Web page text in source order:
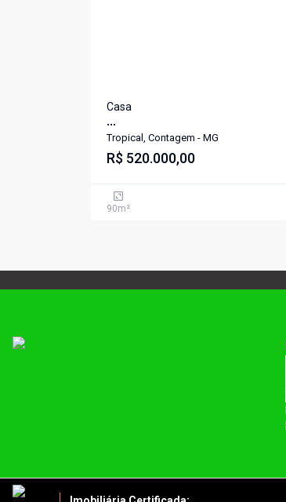
Casa
...
Tropical, Contagem - MG
R$ 520.000,00
90m²